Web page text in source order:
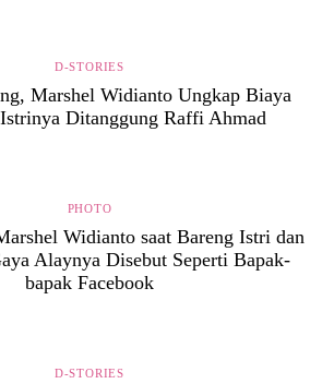
D-STORIES
Marshel Widianto Ungkap Biaya
Ditanggung Raffi Ahmad
PHOTO
Widianto saat Bareng Istri dan
Alaynya Disebut Seperti Bapak-
bapak Facebook
D-STORIES